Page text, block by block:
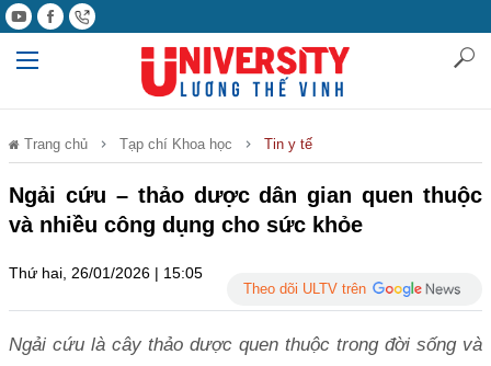
Trang chủ Tạp chí Khoa học Tin y tế
Ngải cứu – thảo dược dân gian quen thuộc
và nhiều công dụng cho sức khỏe
Thứ hai, 26/01/2026 | 15:05
Theo dõi ULTV trên
Ngải cứu là cây thảo dược quen thuộc trong đời sống và